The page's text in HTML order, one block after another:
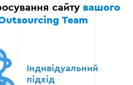
4
сайту вашого
Team
Індивідуальний
підхід